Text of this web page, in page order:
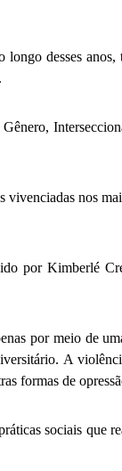
desses
vivenciadas nos
por Kimberlé
por meio de
A
formas de
sociais que